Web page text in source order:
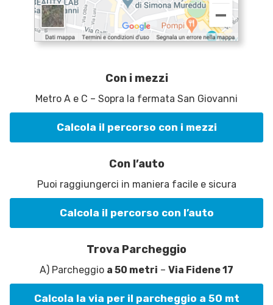
Con i mezzi
Metro A e C – Sopra la fermata San Giovanni
Calcola il percorso con i mezzi
Con l’auto
Puoi raggiungerci in maniera facile e sicura
Calcola il percorso con l’auto
Trova Parcheggio
A) Parcheggio a 50 metri – Via Fidene 17
Calcola la via per il parcheggio a 50 mt